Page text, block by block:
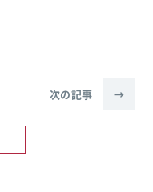
次の記事 →